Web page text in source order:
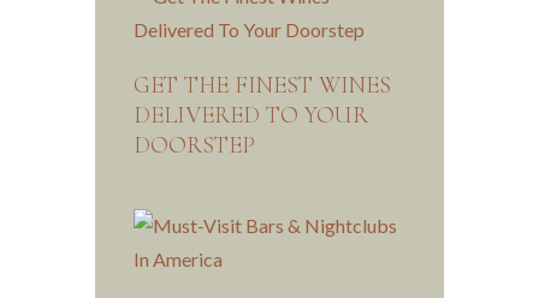
GET THE FINEST WINES
DELIVERED TO YOUR
DOORSTEP